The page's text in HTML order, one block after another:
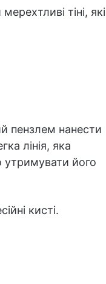
тіні, які
пензлем нанести
лінія, яка
утримувати його
кисті.